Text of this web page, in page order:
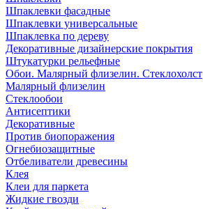
Шпаклевки фасадные
Шпаклевки универсальные
Шпаклевка по дереву
Декоративные дизайнерские покрытия
Штукатурки рельефные
Обои. Малярный флизелин. Стеклохолст
Малярный флизелин
Стеклообои
Антисептики
Декоративные
Против биопоражения
Огнебиозащитные
Отбеливатели древесины
Клея
Клеи для паркета
Жидкие гвозди